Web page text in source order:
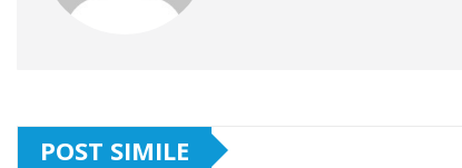
POST SIMILE